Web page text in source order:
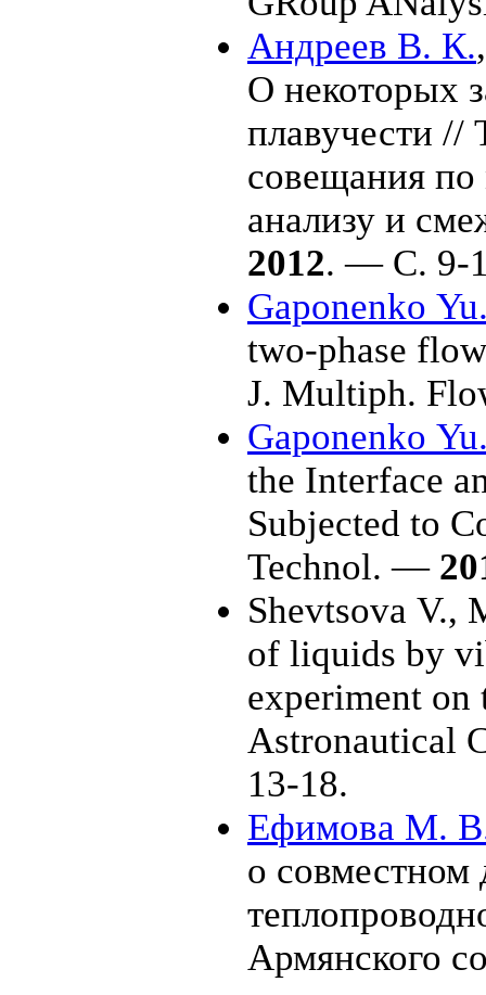
Андреев В. К.
О некоторых
плавучести //
совещания по
анализу и
2012. — С. 9-
Gaponenko
two-phase
J. Multiph.
Gaponenko
the Interface
Subjected to
Technol. —
Shevtsova V.,
of liquids by
experiment on
Astronautical
13-18.
Ефимова М.
о совместном
Армянского